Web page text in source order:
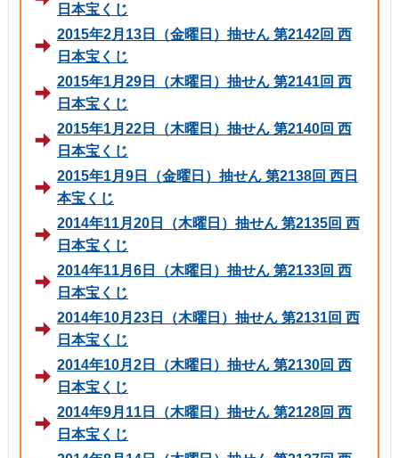
日本宝くじ
2015年2月13日（金曜日）抽せん 第2142回 西
日本宝くじ
2015年1月29日（木曜日）抽せん 第2141回 西
日本宝くじ
2015年1月22日（木曜日）抽せん 第2140回 西
日本宝くじ
2015年1月9日（金曜日）抽せん 第2138回 西日
本宝くじ
2014年11月20日（木曜日）抽せん 第2135回 西
日本宝くじ
2014年11月6日（木曜日）抽せん 第2133回 西
日本宝くじ
2014年10月23日（木曜日）抽せん 第2131回 西
日本宝くじ
2014年10月2日（木曜日）抽せん 第2130回 西
日本宝くじ
2014年9月11日（木曜日）抽せん 第2128回 西
日本宝くじ